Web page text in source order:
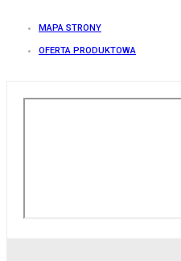
MAPA STRONY
OFERTA PRODUKTOWA